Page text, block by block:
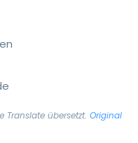
Translate übersetzt. Original